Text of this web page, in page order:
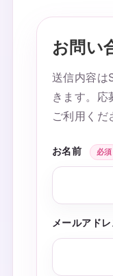
お問い
送信内容は
きます。応
ご利用くだ
お名前 必須
メールアドレ